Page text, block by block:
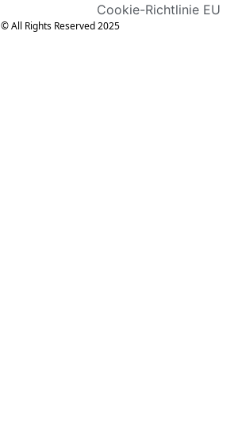
Cookie-Richtlinie EU
© All Rights Reserved 2025